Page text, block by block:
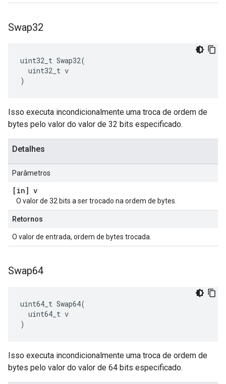
Swap32
uint32_t Swap32(
  uint32_t v
)
Isso executa incondicionalmente uma troca de ordem de
bytes pelo valor do valor de 32 bits especificado.
Detalhes
Parâmetros
[in] v
O valor de 32 bits a ser trocado na ordem de bytes.
Retornos
O valor de entrada, ordem de bytes trocada.
Swap64
uint64_t Swap64(
  uint64_t v
)
Isso executa incondicionalmente uma troca de ordem de
bytes pelo valor do valor de 64 bits especificado.